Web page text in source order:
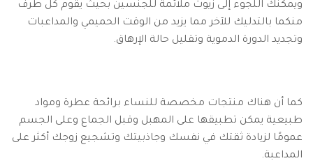
ويمكنك اللجوء إلى زيوت ملائمة للجنسين بحيث يقوم كل طرف
منكما بالتدليك للآخر مما يزيد من الوقت الحميمي والمداعبات
وتجديد الدورة الدموية وتقليل حالة الإرهاق.
كما أن هناك منتجات مخصصة للنساء برائحة عطرة ومواد
طبيعية يمكن تطبيقها على المهبل وقبل الجماع وعلى الجسم
عمومًا لزيادة ثقتك في نفسك وجاذبيتك وتشجيع زوجك أكثر على
المداعبة.